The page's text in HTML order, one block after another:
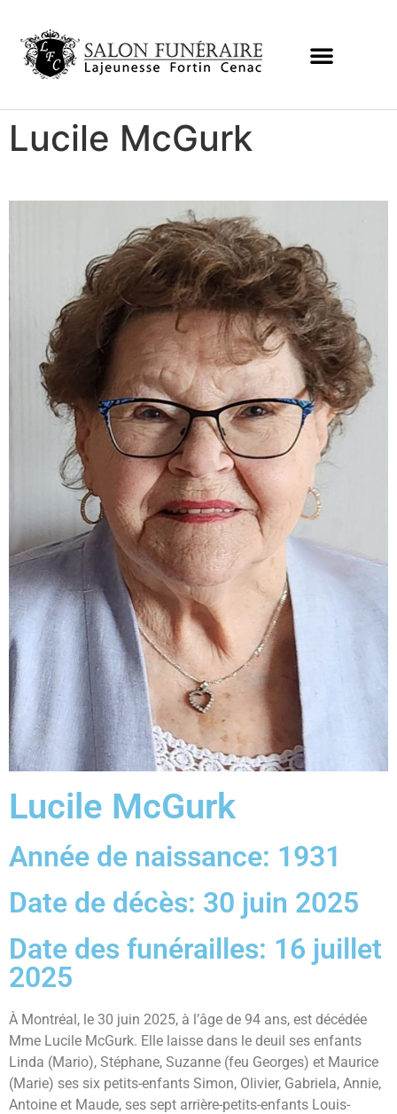
Lucile McGurk
Lucile McGurk
Année de naissance: 1931
Date de décès: 30 juin 2025
Date des funérailles: 16 juillet
2025
À Montréal, le 30 juin 2025, à l’âge de 94 ans, est décédée
Mme Lucile McGurk. Elle laisse dans le deuil ses enfants
Linda (Mario), Stéphane, Suzanne (feu Georges) et Maurice
(Marie) ses six petits-enfants Simon, Olivier, Gabriela, Annie,
Antoine et Maude, ses sept arrière-petits-enfants Louis-